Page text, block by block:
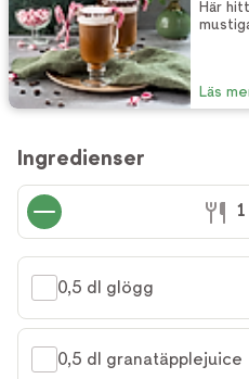
Här
Läs
Ingredienser
0,5 dl glögg
0,5 dl granatäpplejuice